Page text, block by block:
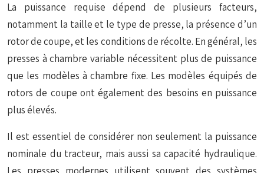
La puissance requise dépend de plusieurs facteurs,
notamment la taille et le type de presse, la présence d’un
rotor de coupe, et les conditions de récolte. En général, les
presses à chambre variable nécessitent plus de puissance
que les modèles à chambre fixe. Les modèles équipés de
rotors de coupe ont également des besoins en puissance
plus élevés.
Il est essentiel de considérer non seulement la puissance
nominale du tracteur, mais aussi sa capacité hydraulique.